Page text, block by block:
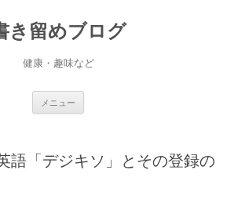
き留めブログ
健康・趣味など
メニュー
ス
キ
語「デジキソ」とその登録の